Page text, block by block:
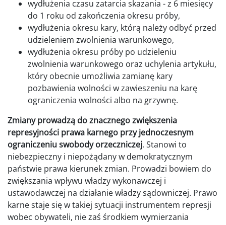
wydłużenia czasu zatarcia skazania - z 6 miesięcy
do 1 roku od zakończenia okresu próby,
wydłużenia okresu kary, którą należy odbyć przed
udzieleniem zwolnienia warunkowego,
wydłużenia okresu próby po udzieleniu
zwolnienia warunkowego oraz uchylenia artykułu,
który obecnie umożliwia zamianę kary
pozbawienia wolności w zawieszeniu na karę
ograniczenia wolności albo na grzywnę.
Zmiany prowadzą do znacznego zwiększenia
represyjności prawa karnego przy jednoczesnym
ograniczeniu swobody orzeczniczej. Stanowi to
niebezpieczny i niepożądany w demokratycznym
państwie prawa kierunek zmian. Prowadzi bowiem do
zwiększania wpływu władzy wykonawczej i
ustawodawczej na działanie władzy sądowniczej. Prawo
karne staje się w takiej sytuacji instrumentem represji
wobec obywateli, nie zaś środkiem wymierzania